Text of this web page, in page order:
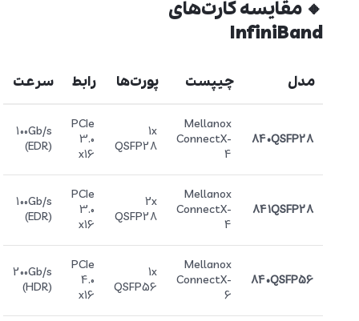
🔸 مقایسه کارت‌های
InfiniBand
مدل چیپست پورت‌ها رابط سرعت
840QSFP28
Mellanox
ConnectX-
4
1x
QSFP28
PCIe
3.0
x16
100Gb/s
(EDR)
841QSFP28
Mellanox
ConnectX-
4
2x
QSFP28
PCIe
3.0
x16
100Gb/s
(EDR)
840QSFP56
Mellanox
ConnectX-
6
1x
QSFP56
PCIe
4.0
x16
200Gb/s
(HDR)